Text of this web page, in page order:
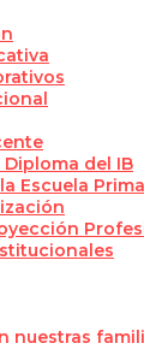
del IB
Escuela
nuestras